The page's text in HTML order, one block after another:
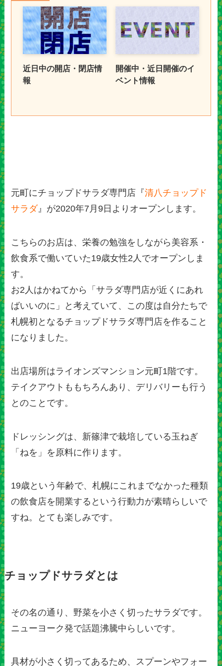
近日中の開店・閉店情
報
開催中・近日開催のイ
ベント情報
元町にチョップドサラダ専門店『清八チョップド
サラダ』が2020年7月9日よりオープンします。
こちらのお店は、栄養の勉強をしながら美容系・
飲食系で働いていた19歳女性2人でオープンしま
す。
お2人はかねてから「サラダ専門店が近くにあれ
ばいいのに」と考えていて、この度は自分たちで
札幌初となるチョップドサラダ専門店を作ること
になりました。
出店場所はライオンズマンション元町1階です。
テイクアウトももちろんあり、デリバリーも行う
とのことです。
ドレッシングは、新篠津で栽培している玉ねぎ
「ねを」を原料に作ります。
19歳という年齢で、札幌にこれまでなかった種類
の飲食店を開業するという行動力が素晴らしいで
すね。とても楽しみです。
チョップドサラダとは
その名の通り、野菜を小さく切ったサラダです。
ニューヨーク発で話題沸騰中らしいです。
具材が小さく切ってあるため、スプーンやフォー